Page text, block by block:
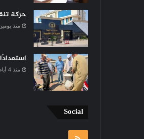
حركة
منذ
منذ 4 أيام
Social